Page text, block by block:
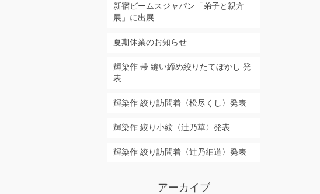
新宿ビームスジャパン「弟子と親方
展」に出展
夏期休業のお知らせ
輝染作 帯 縫い締め絞りたてぼかし 発
表
輝染作 絞り訪問着〈松尽くし〉発表
輝染作 絞り小紋〈辻乃華〉発表
輝染作 絞り訪問着〈辻乃細道〉発表
アーカイブ